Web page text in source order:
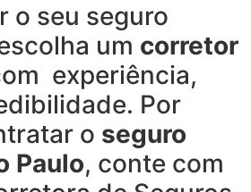
o seu seguro
um corretor
experiência,
Por
o seguro
Paulo, conte com